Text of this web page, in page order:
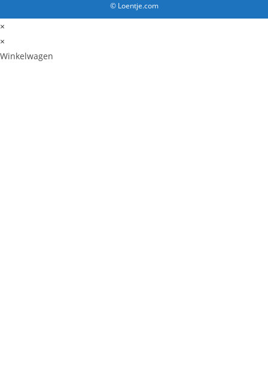
© Loentje.com
×
×
Winkelwagen